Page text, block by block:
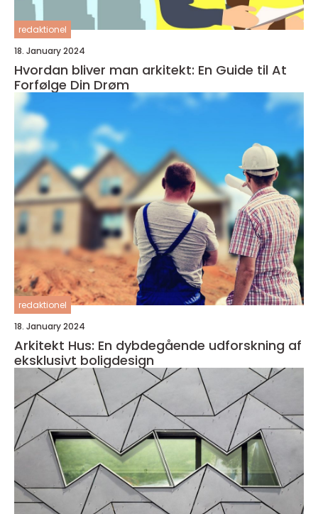
redaktionel
18. January 2024
Hvordan bliver man arkitekt: En Guide til At
Forfølge Din Drøm
redaktionel
18. January 2024
Arkitekt Hus: En dybdegående udforskning af
eksklusivt boligdesign